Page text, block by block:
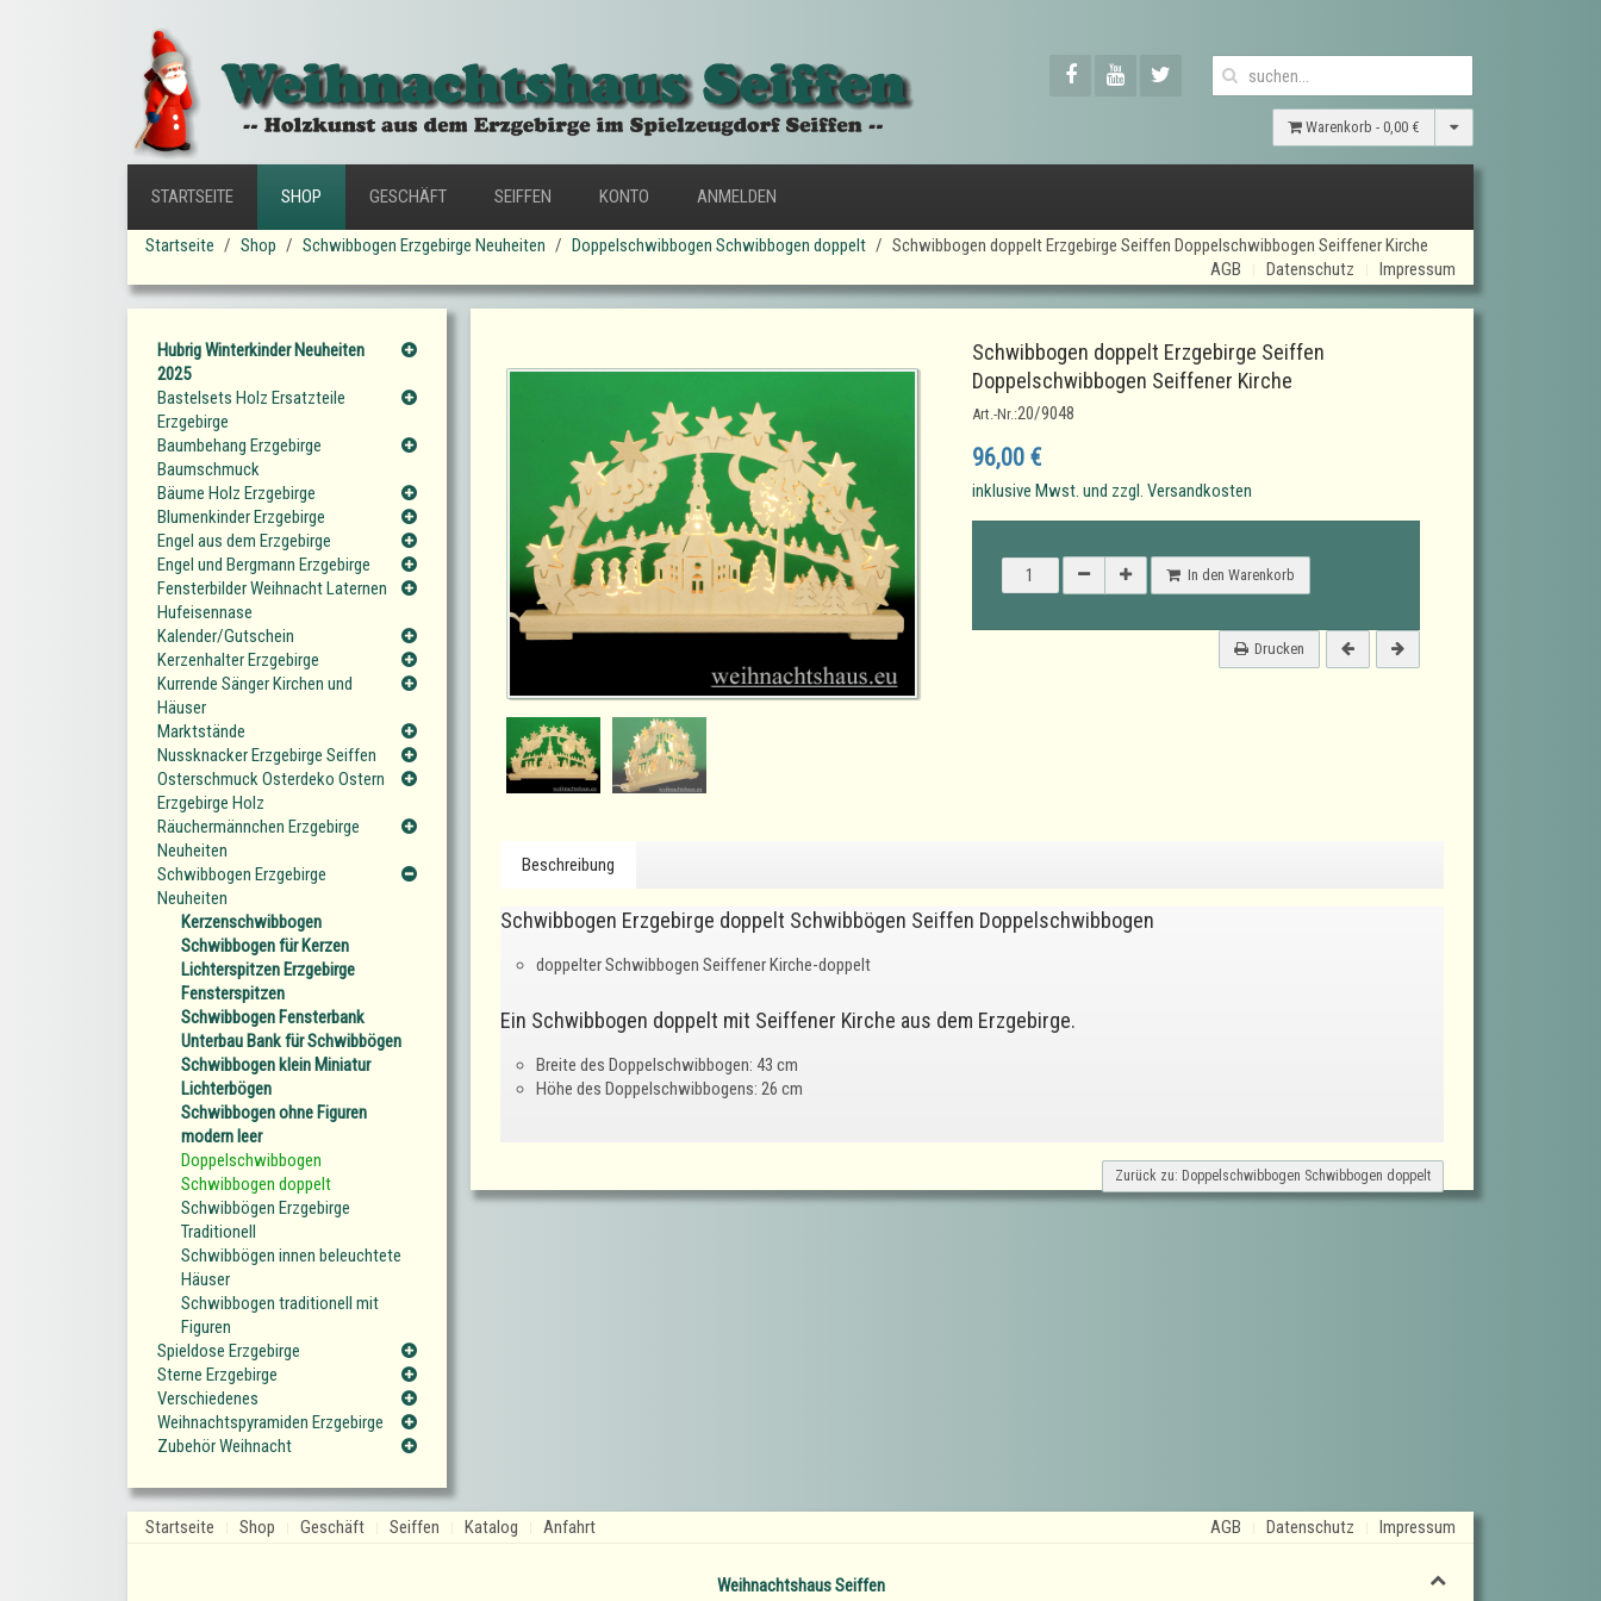
Warenkorb - 0,00 €
STARTSEITE SHOP GESCHÄFT SEIFFEN KONTO ANMELDEN
Startseite Shop Schwibbogen Erzgebirge Neuheiten Doppelschwibbogen Schwibbogen doppelt
Schwibbogen doppelt Erzgebirge Seiffen Doppelschwibbogen Seiffener Kirche
AGB
Datenschutz Impressum
Schwibbogen doppelt Erzgebirge Seiffen
Doppelschwibbogen Seiffener Kirche
Art.-Nr.:20/9048
96,00 €
inklusive Mwst. und zzgl. Versandkosten
In den Warenkorb
Drucken
Beschreibung
Schwibbogen Erzgebirge doppelt Schwibbögen Seiffen Doppelschwibbogen
doppelter Schwibbogen Seiffener Kirche-doppelt
Ein Schwibbogen doppelt mit Seiffener Kirche aus dem Erzgebirge.
Breite des Doppelschwibbogen: 43 cm
Höhe des Doppelschwibbogens: 26 cm
Zurück zu: Doppelschwibbogen Schwibbogen doppelt
Hubrig Winterkinder Neuheiten
2025
Bastelsets Holz Ersatzteile
Erzgebirge
Baumbehang Erzgebirge
Baumschmuck
Bäume Holz Erzgebirge
Blumenkinder Erzgebirge
Engel aus dem Erzgebirge
Engel und Bergmann Erzgebirge
Fensterbilder Weihnacht Laternen
Hufeisennase
Kalender/Gutschein
Kerzenhalter Erzgebirge
Kurrende Sänger Kirchen und
Häuser
Marktstände
Nussknacker Erzgebirge Seiffen
Osterschmuck Osterdeko Ostern
Erzgebirge Holz
Räuchermännchen Erzgebirge
Neuheiten
Schwibbogen Erzgebirge
Neuheiten
Kerzenschwibbogen
Schwibbogen für Kerzen
Lichterspitzen Erzgebirge
Fensterspitzen
Schwibbogen Fensterbank
Unterbau Bank für Schwibbögen
Schwibbogen klein Miniatur
Lichterbögen
Schwibbogen ohne Figuren
modern leer
Doppelschwibbogen
Schwibbogen doppelt
Schwibbögen Erzgebirge
Traditionell
Schwibbögen innen beleuchtete
Häuser
Schwibbogen traditionell mit
Figuren
Spieldose Erzgebirge
Sterne Erzgebirge
Verschiedenes
Weihnachtspyramiden Erzgebirge
Zubehör Weihnacht
Startseite Shop Geschäft Seiffen Katalog Anfahrt AGB Datenschutz Impressum
Weihnachtshaus Seiffen